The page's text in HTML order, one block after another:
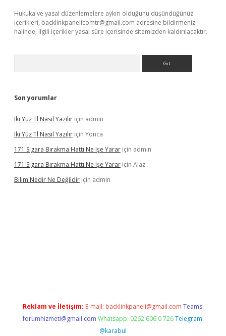
Hukuka ve yasal düzenlemelere aykırı olduğunu düşündüğünüz
içerikleri, backlinkpanelicomtr@gmail.com adresine bildirmeniz
halinde, ilgili içerikler yasal süre içerisinde sitemizden kaldırılacaktır.
Son yorumlar
Iki Yüz Tl Nasıl Yazılır için admin
Iki Yüz Tl Nasıl Yazılır için Yonca
171 Sigara Bırakma Hattı Ne Işe Yarar için admin
171 Sigara Bırakma Hattı Ne Işe Yarar için Alaz
Bilim Nedir Ne Değildir için admin
Reklam ve İletişim: E-mail: backlinkpaneli@gmail.com Teams:
forumhizmeti@gmail.com Whatsapp: 0262 606 0 726 Telegram:
@karabul